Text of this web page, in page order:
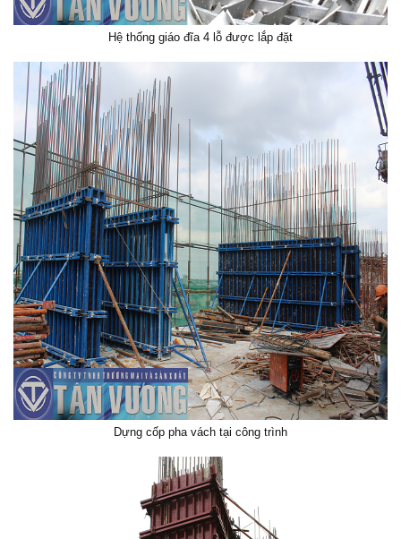
Hệ thống giáo đĩa 4 lỗ được lắp đặt
Dựng cốp pha vách tại công trình